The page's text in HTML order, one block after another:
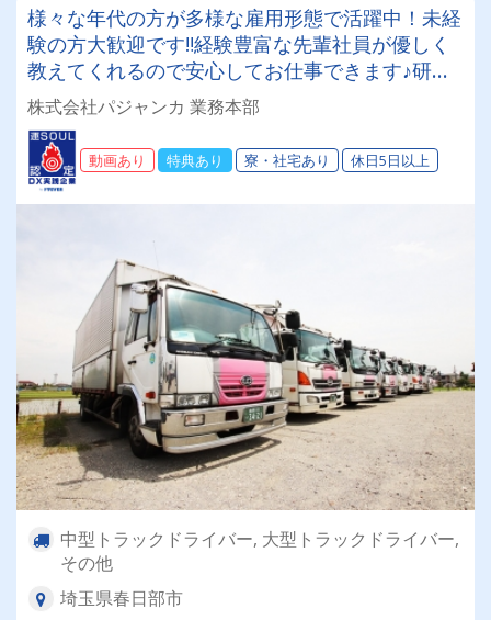
様々な年代の方が多様な雇用形態で活躍中！未経
験の方大歓迎です‼経験豊富な先輩社員が優しく
教えてくれるので安心してお仕事できます♪研修
や資格取得補助などのサポートも充実してます♪
株式会社パジャンカ 業務本部
動画あり 特典あり 寮・社宅あり 休日5日以上
中型トラックドライバー, 大型トラックドライバー,
その他
埼玉県春日部市